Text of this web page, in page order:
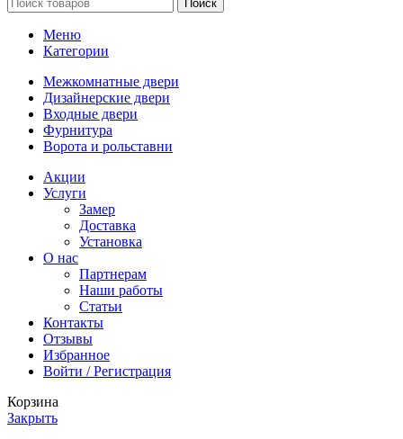
Поиск
Меню
Категории
Межкомнатные двери
Дизайнерские двери
Входные двери
Фурнитура
Ворота и рольставни
Акции
Услуги
Замер
Доставка
Установка
О нас
Партнерам
Наши работы
Статьи
Контакты
Отзывы
Избранное
Войти / Регистрация
Корзина
Закрыть